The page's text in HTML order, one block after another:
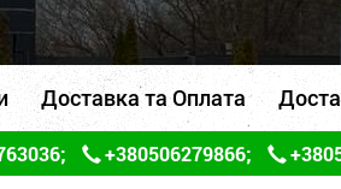
Доставка та Оплата
; +380506279866;